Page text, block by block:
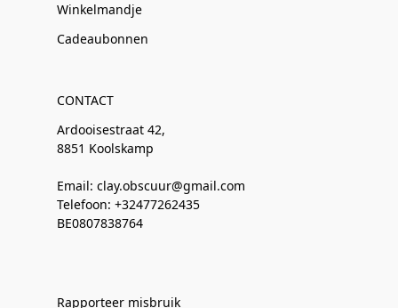
Winkelmandje
Cadeaubonnen
CONTACT
Ardooisestraat 42,
8851 Koolskamp
Email: clay.obscuur@gmail.com
Telefoon: +32477262435
BE0807838764
Rapporteer misbruik